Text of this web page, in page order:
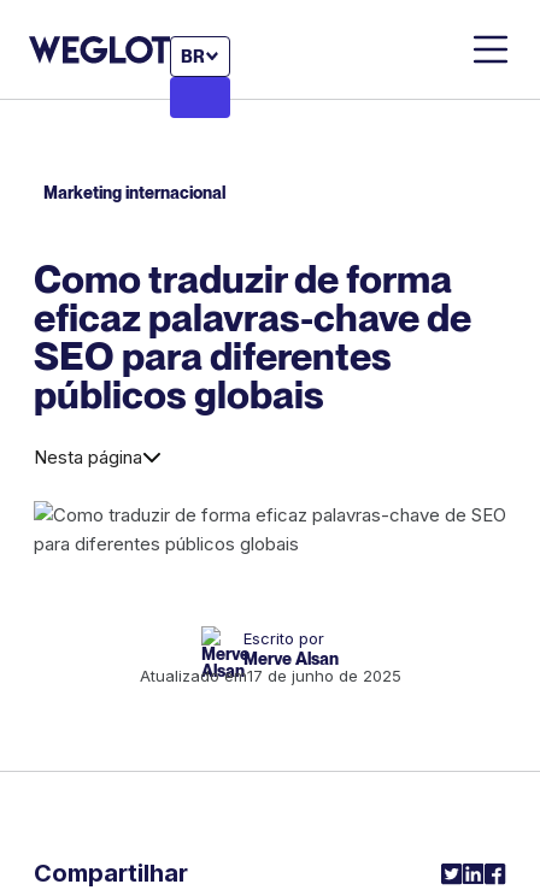
BR
Marketing internacional
Como traduzir de forma
eficaz palavras-chave de
SEO para diferentes
públicos globais
Nesta página
Escrito por
Merve Alsan
Atualizado em17 de junho de 2025
Compartilhar